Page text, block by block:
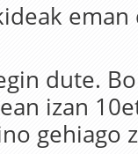
eman
dute.
izan
gehiago